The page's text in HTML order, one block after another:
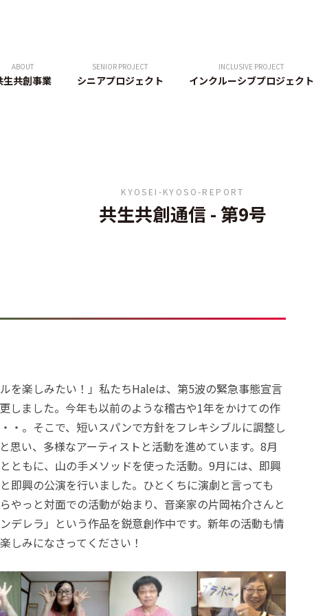
ABOUT
生共創事業
SENIOR PROJECT
シニアプロジェクト
INCLUSIVE PROJECT
インクルーシブプロジェクト
KYOSEI-KYOSO-REPORT
共生共創通信 -第9号
を楽しみたい！」私たちHaleは、第5波の緊急事態宣言
しました。今年も以前のような稽古や1年をかけての作
・。そこで、短いスパンで方針をフレキシブルに調整し
思い、多様なアーティストと活動を進めています。8月
ともに、山の手メソッドを使った活動。9月には、即興
即興の公演を行いました。ひとくちに演劇と言っても
やっと対面での活動が始まり、音楽家の片岡祐介さんと
デレラ」という作品を鋭意創作中です。新年の活動も情
しみになさってください！